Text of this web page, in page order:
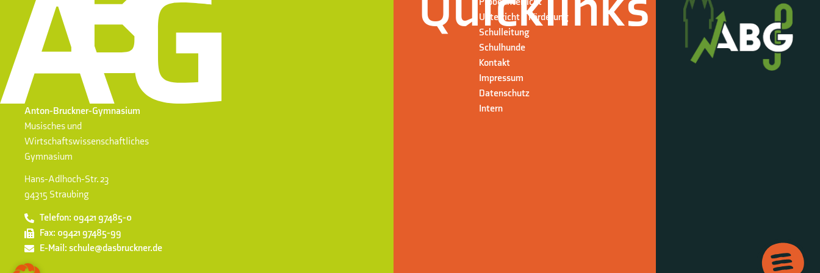
Anton-Bruckner-Gymnasium
Musisches und
Wirtschaftswissenschaftliches
Gymnasium
Hans-Adlhoch-Str. 23
94315 Straubing
Telefon: 09421 97485-0
Fax: 09421 97485-99
E-Mail: schule@dasbruckner.de
Unterricht + Förderung
Schulleitung
Schulhunde
Kontakt
Impressum
Datenschutz
Intern